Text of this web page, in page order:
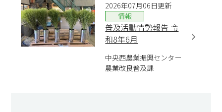
2026年07月06日更新
情報
普及活動情勢報告 令
和8年6月
中央西農業振興センター
農業改良普及課